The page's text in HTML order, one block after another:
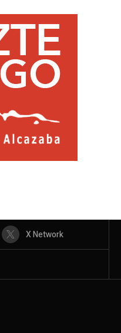
X Network